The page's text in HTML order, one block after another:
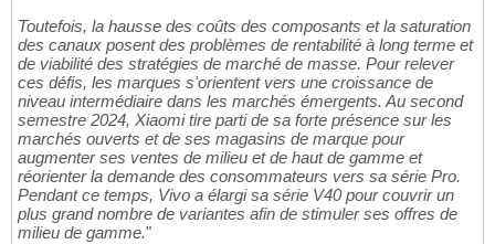
Toutefois, la hausse des coûts des composants et la saturation
des canaux posent des problèmes de rentabilité à long terme et
de viabilité des stratégies de marché de masse. Pour relever
ces défis, les marques s'orientent vers une croissance de
niveau intermédiaire dans les marchés émergents. Au second
semestre 2024, Xiaomi tire parti de sa forte présence sur les
marchés ouverts et de ses magasins de marque pour
augmenter ses ventes de milieu et de haut de gamme et
réorienter la demande des consommateurs vers sa série Pro.
Pendant ce temps, Vivo a élargi sa série V40 pour couvrir un
plus grand nombre de variantes afin de stimuler ses offres de
milieu de gamme."